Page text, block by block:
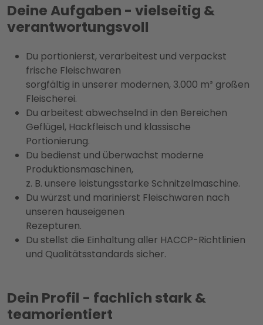
Deine Aufgaben - vielseitig &
verantwortungsvoll
Du portionierst, verarbeitest und verpackst
frische Fleischwaren
sorgfältig in unserer modernen, 3.000 m² großen
Fleischerei.
Du arbeitest abwechselnd in den Bereichen
Geflügel, Hackfleisch und klassische
Portionierung.
Du bedienst und überwachst moderne
Produktionsmaschinen,
z. B. unsere leistungsstarke Schnitzelmaschine.
Du würzst und marinierst Fleischwaren nach
unseren hauseigenen
Rezepturen.
Du stellst die Einhaltung aller HACCP-Richtlinien
und Qualitätsstandards sicher.
Dein Profil - fachlich stark &
teamorientiert